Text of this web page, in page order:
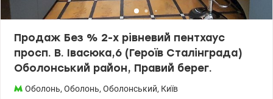
Продаж Без % 2-х рівневий пентхаус
просп. В. Івасюка,6 (Героїв Сталінграда)
Оболонський район, Правий берег.
Оболонь, Оболонь, Оболонський, Київ